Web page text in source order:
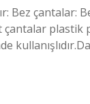
Bez çantalar:
plastik